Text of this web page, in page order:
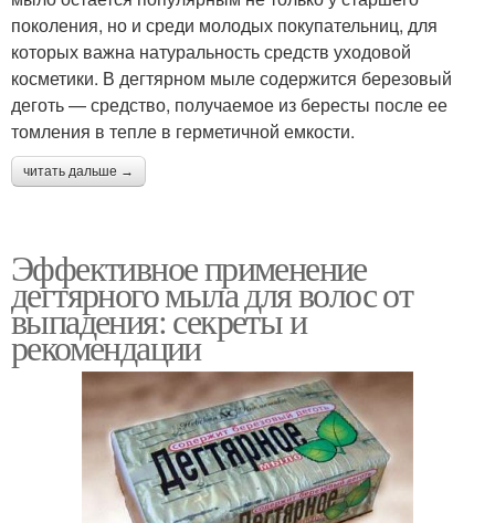
поколения, но и среди молодых покупательниц, для
которых важна натуральность средств уходовой
косметики. В дегтярном мыле содержится березовый
деготь — средство, получаемое из бересты после ее
томления в тепле в герметичной емкости.
читать дальше →
Эффективное применение
дегтярного мыла для волос от
выпадения: секреты и
рекомендации